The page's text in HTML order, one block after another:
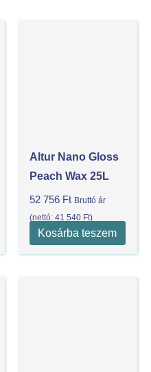
Altur Nano Gloss
Peach Wax 25L
52 756 Ft Bruttó ár
(nettó: 41 540 Ft)
Kosárba teszem